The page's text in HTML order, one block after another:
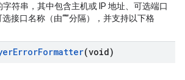
符串，其中包含主机或 IP 地址、可选端口
选接口名称（由“'”分隔），并支持以下格
ErrorFormatter(void)